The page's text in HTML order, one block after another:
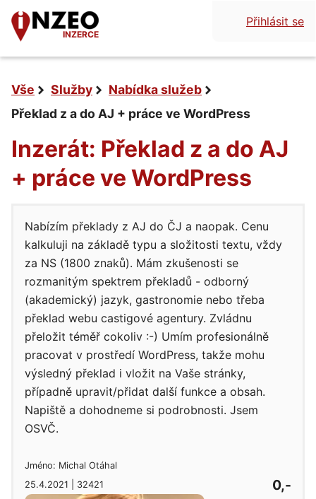
INZERCE
Přihlásit se
Vše Služby
Nabídka služeb
Překlad z a do AJ + práce ve WordPress
Inzerát: Překlad z a do AJ
+ práce ve WordPress
Nabízím překlady z AJ do ČJ a naopak. Cenu
kalkuluji na základě typu a složitosti textu, vždy
za NS (1800 znaků). Mám zkušenosti se
rozmanitým spektrem překladů - odborný
(akademický) jazyk, gastronomie nebo třeba
překlad webu castigové agentury. Zvládnu
přeložit téměř cokoliv :-) Umím profesionálně
pracovat v prostředí WordPress, takže mohu
výsledný překlad i vložit na Vaše stránky,
případně upravit/přidat další funkce a obsah.
Napiště a dohodneme si podrobnosti. Jsem
OSVČ.
Jméno: Michal Otáhal
25.4.2021 | 32421
0,-